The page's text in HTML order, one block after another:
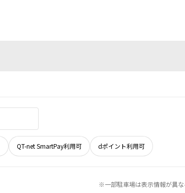
QT-net SmartPay利用可 dポイント利用可
※一部駐車場は表示情報が異